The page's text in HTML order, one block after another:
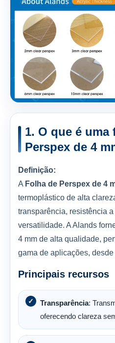
1. O que é uma
Perspex de 4
Definição:
A Folha de Perspex de 4
termoplástico de alta
transparência, resistência
versatilidade. A Alands
4 mm de alta qualidade,
gama de aplicações,
Principais recursos
Transparência:
oferecendo clareza